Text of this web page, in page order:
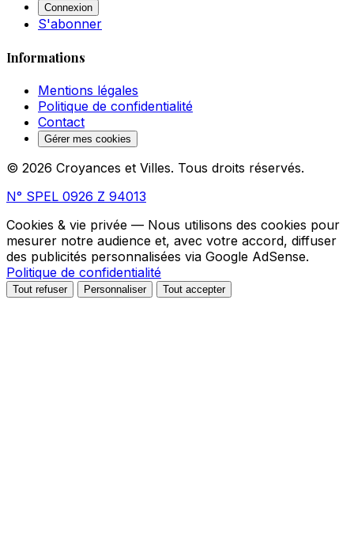
Connexion
S'abonner
Informations
Mentions légales
Politique de confidentialité
Contact
Gérer mes cookies
© 2026 Croyances et Villes. Tous droits réservés.
N° SPEL 0926 Z 94013
Cookies & vie privée — Nous utilisons des cookies pour
mesurer notre audience et, avec votre accord, diffuser
des publicités personnalisées via Google AdSense.
Politique de confidentialité
Tout refuser Personnaliser Tout accepter